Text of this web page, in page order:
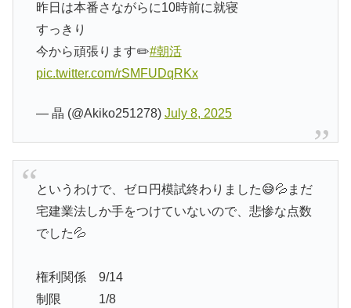
昨日は本番さながらに10時前に就寝
すっきり
今から頑張ります✏️#朝活
pic.twitter.com/rSMFUDqRKx
— 晶 (@Akiko251278) July 8, 2025
というわけで、ゼロ円模試終わりました😅💦まだ
宅建業法しか手をつけていないので、悲惨な点数
でした💦
権利関係 9/14
制限 1/8